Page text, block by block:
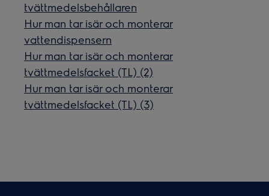
tvättmedelsbehållaren
Hur man tar isär och monterar
vattendispensern
Hur man tar isär och monterar
tvättmedelsfacket (TL) (2)
Hur man tar isär och monterar
tvättmedelsfacket (TL) (3)